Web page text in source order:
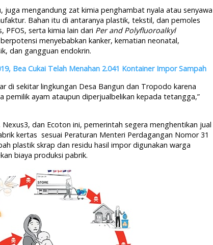
juga mengandung zat kimia penghambat nyala atau senyawa
Bahan itu di antaranya plastik, tekstil, dan pemoles
PFOS, serta kimia lain dari Per and Polyfluoroalkyl
menyebabkan kanker, kematian neonatal,
dan gangguan endokrin.
Bea Cukai Telah Menahan 2.041 Kontainer Impor Sampah
di sekitar lingkungan Desa Bangun dan Tropodo karena
pemilik ayam ataupun diperjualbelikan kepada tetangga,”
dan Ecoton ini, pemerintah segera menghentikan jual
kertas sesuai Peraturan Menteri Perdagangan Nomor 31
plastik skrap dan residu hasil impor digunakan warga
biaya produksi pabrik.